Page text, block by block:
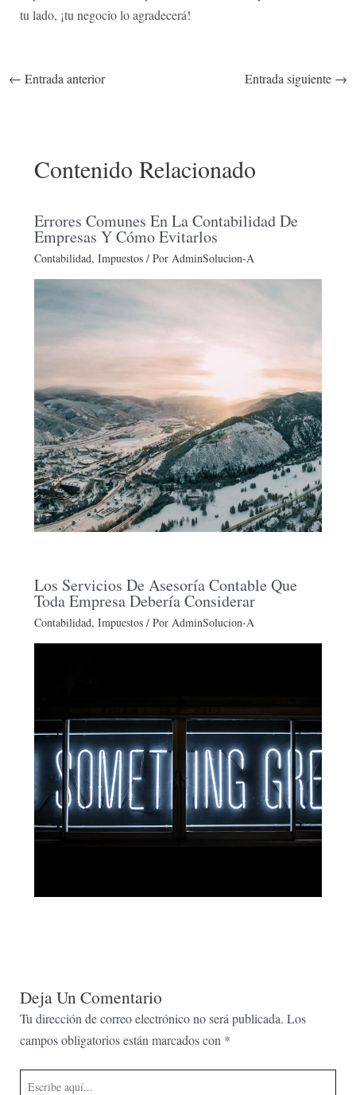
tu ‍lado, ¡tu negocio ‌lo ‍agradecerá!
← Entrada anterior Entrada siguiente →
Contenido Relacionado
Errores Comunes En La Contabilidad De
Empresas Y Cómo Evitarlos
Contabilidad, Impuestos/ Por AdminSolucion-A
Los Servicios De Asesoría Contable Que
Toda Empresa Debería Considerar
Contabilidad, Impuestos/ Por AdminSolucion-A
Deja Un Comentario
Tu dirección de correo electrónico no será publicada. Los
campos obligatorios están marcados con *
Escribe